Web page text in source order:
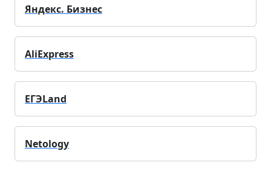
Яндекс. Бизнес
AliExpress
ЕГЭLand
Netology